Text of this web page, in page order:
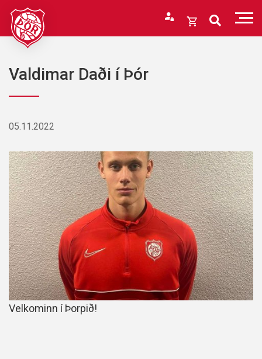
Fara
efni
Opna
Karfan þín
Valdimar Daði í Þór
05.11.2022
Velkominn í Þorpið!